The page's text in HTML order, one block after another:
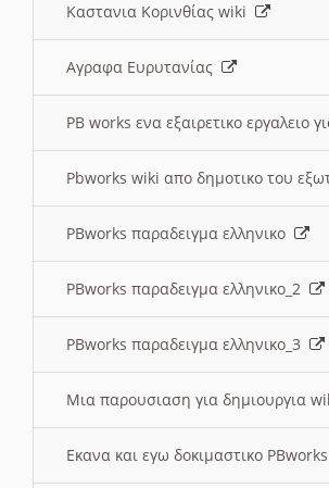
Καστανια Κορινθίας wiki
Αγραφα Ευρυτανίας
PB works ενα εξαιρετικο εργαλειο
Pbworks wiki απο δημοτικο του
PBworks παραδειγμα ελληνικο
PBworks παραδειγμα ελληνικο_2
PBworks παραδειγμα ελληνικο_3
Μια παρουσιαση για δημιουργια
Εκανα και εγω δοκιμαστικο PBworks